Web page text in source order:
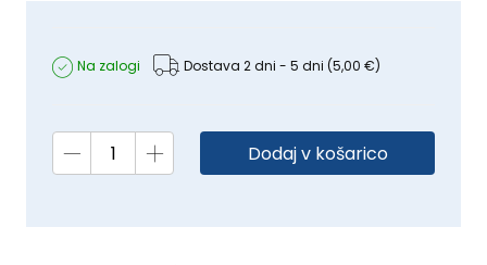
Na zalogi Dostava 2 dni - 5 dni (5,00 €)
Dodaj v košarico